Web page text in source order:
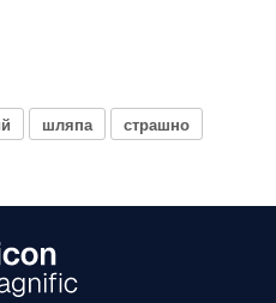
шляпа
страшно